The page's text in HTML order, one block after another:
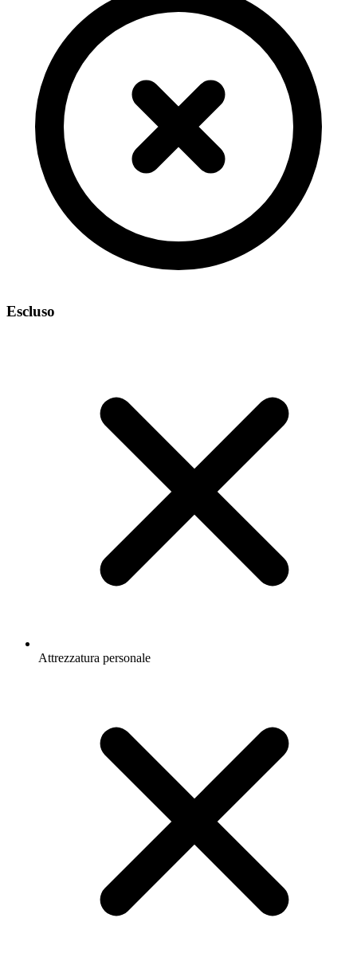
Escluso
Attrezzatura personale